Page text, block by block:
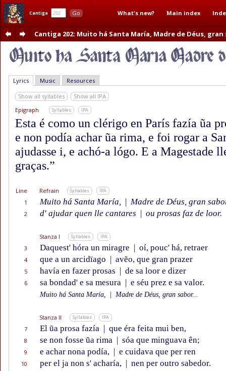
Cantiga Go What's new? Main index
Cantiga 202: Muito há Santa María, Madre de Déus, gran
Lyrics Music Resources
Show all syllables
Show all IPA
Epigraph
Syllables IPA
Esta é como un clérigo en París fazía ũa
e non podía achar ũa rima, e foi rogar a
ajudasse i, e achó-a lógo. E a Magestade
graças.”
Line Refrain Syllables IPA
1 Muito há Santa María, | Madre de Déus, gran
2 d' ajudar quen lle cantares | ou prosas faz de loor.
Stanza I Syllables IPA
3 Daquest' hóra un miragre | oí, pouc' há, retraer
4 que a un arcidïago | avẽo, que gran prazer
5 havía en fazer prosas | de sa loor e dizer
6 sa bondad' e sa mesura | e séu prez e sa valor.
Muito há Santa María, Madre de Déus, gran sabor...
Stanza II Syllables IPA
7 El ũa prosa fazía | que éra feita mui ben,
8 se non fosse ũa rima | sóa que minguava ên;
9 e achar nona podía, | e cuidava que per ren
10 per el ja non s' acharía, | nen per outro sabedor.